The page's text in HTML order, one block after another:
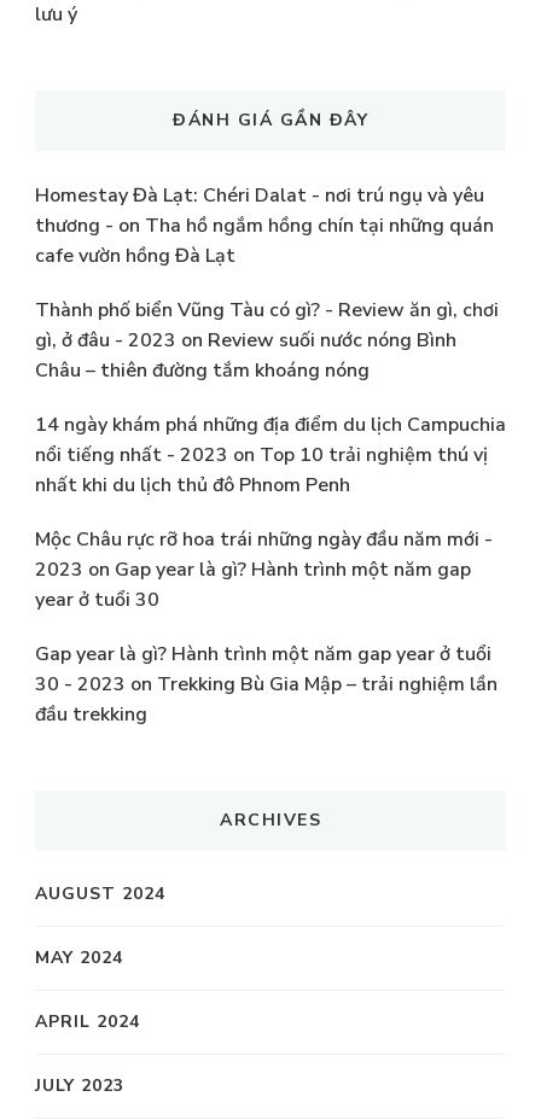
lưu ý
ĐÁNH GIÁ GẦN ĐÂY
Homestay Đà Lạt: Chéri Dalat - nơi trú ngụ và yêu
thương - on Tha hồ ngắm hồng chín tại những quán
cafe vườn hồng Đà Lạt
Thành phố biển Vũng Tàu có gì? - Review ăn gì, chơi
gì, ở đâu - 2023 on Review suối nước nóng Bình
Châu – thiên đường tắm khoáng nóng
14 ngày khám phá những địa điểm du lịch Campuchia
nổi tiếng nhất - 2023 on Top 10 trải nghiệm thú vị
nhất khi du lịch thủ đô Phnom Penh
Mộc Châu rực rỡ hoa trái những ngày đầu năm mới -
2023 on Gap year là gì? Hành trình một năm gap
year ở tuổi 30
Gap year là gì? Hành trình một năm gap year ở tuổi
30 - 2023 on Trekking Bù Gia Mập – trải nghiệm lần
đầu trekking
ARCHIVES
AUGUST 2024
MAY 2024
APRIL 2024
JULY 2023